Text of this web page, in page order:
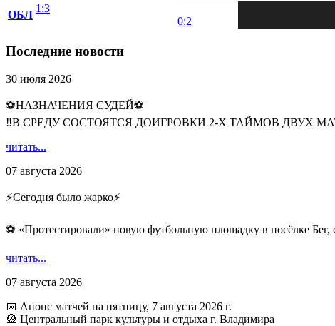
ОБЛ
1:3
0:2
Последние новости
30 июля 2026
⚽НАЗНАЧЕНИЯ СУДЕЙ⚽
‼В СРЕДУ СОСТОЯТСЯ ДОИГРОВКИ 2-Х ТАЙМОВ ДВУХ
читать...
07 августа 2026
⚡️Сегодня было жарко⚡️
⚽ ️«Протестировали» новую футбольную площадку в посёлке
читать...
07 августа 2026
📅 Анонс матчей на пятницу, 7 августа 2026 г.
🎡 Центральный парк культуры и отдыха г. Владимира